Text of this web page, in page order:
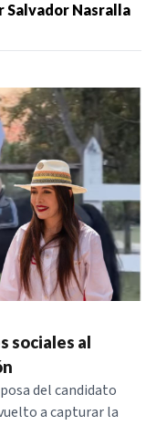
Salvador Nasralla
sociales al
del candidato
a capturar la